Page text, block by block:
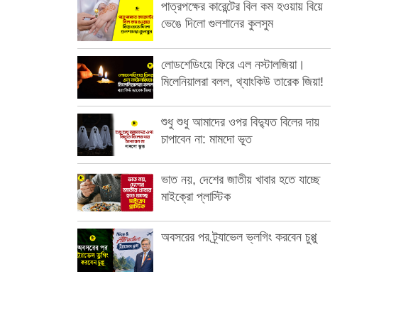
পাত্রপক্ষের কারেন্টের বিল কম হওয়ায় বিয়ে
ভেঙে দিলো গুলশানের কুলসুম
লোডশেডিংয়ে ফিরে এল নস্টালজিয়া।
মিলেনিয়ালরা বলল, থ্যাংকিউ তারেক জিয়া!
শুধু শুধু আমাদের ওপর বিদ্যুত বিলের দায়
চাপাবেন না: মামদো ভূত
ভাত নয়, দেশের জাতীয় খাবার হতে যাচ্ছে
মাইক্রো প্লাস্টিক
অবসরের পর ট্র্যাভেল ভ্লগিং করবেন চুপ্পু